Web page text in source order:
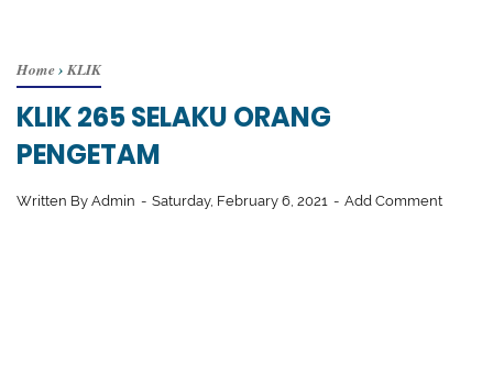
Home› KLIK
KLIK 265 SELAKU ORANG
PENGETAM
Written By Admin Saturday, February 6, 2021 Add Comment